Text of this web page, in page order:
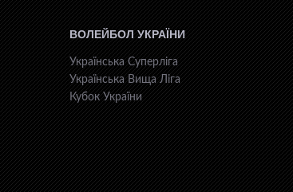
ВОЛЕЙБОЛ УКРАЇНИ
Українська Суперліга
Українська Вища Ліга
Кубок України